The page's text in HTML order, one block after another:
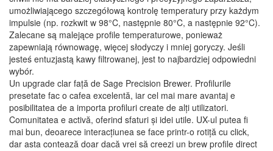
umożliwiającego szczegółową kontrolę temperatury przy każdym
impulsie (np. rozkwit w 98°C, następnie 80°C, a następnie 92°C).
Zalecane są malejące profile temperaturowe, ponieważ
zapewniają równowagę, więcej słodyczy i mniej goryczy. Jeśli
jesteś entuzjastą kawy filtrowanej, jest to najbardziej odpowiedni
wybór.
Un upgrade clar față de Sage Precision Brewer. Profilurile
presetate fac o cafea excelentă, iar cel mai mare avantaj e
posibilitatea de a importa profiluri create de alți utilizatori.
Comunitatea e activă, oferind sfaturi și idei utile. UX-ul putea fi
mai bun, deoarece interacțiunea se face printr-o rotiță cu click,
dar asta contează doar dacă vrei să creezi un brew profile direct